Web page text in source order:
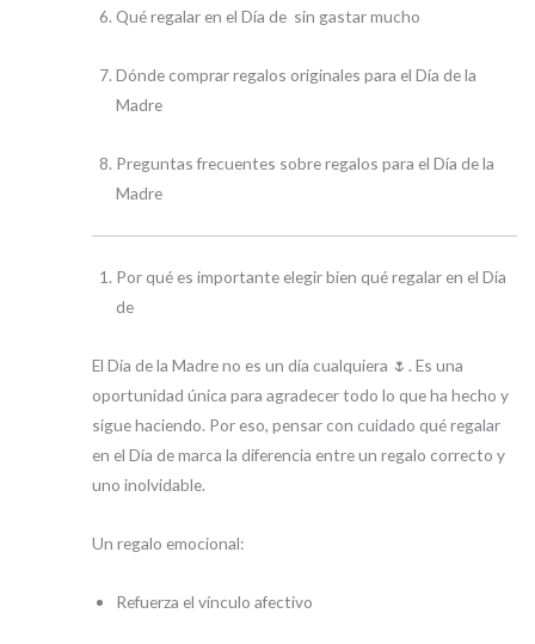
Qué regalar en el Día de sin gastar mucho
Dónde comprar regalos originales para el Día de la
Madre
Preguntas frecuentes sobre regalos para el Día de la
Madre
Por qué es importante elegir bien qué regalar en el Día
de
El Día de la Madre no es un día cualquiera 🌷. Es una
oportunidad única para agradecer todo lo que ha hecho y
sigue haciendo. Por eso, pensar con cuidado qué regalar
en el Día de marca la diferencia entre un regalo correcto y
uno inolvidable.
Un regalo emocional:
Refuerza el vínculo afectivo